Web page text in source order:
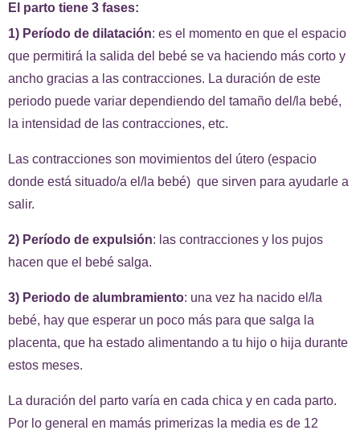
El parto tiene 3 fases:
1) Período de dilatación: es el momento en que el espacio
que permitirá la salida del bebé se va haciendo más corto y
ancho gracias a las contracciones. La duración de este
periodo puede variar dependiendo del tamaño del/la bebé,
la intensidad de las contracciones, etc.
Las contracciones son movimientos del útero (espacio
donde está situado/a el/la bebé) que sirven para ayudarle a
salir.
2) Período de expulsión: las contracciones y los pujos
hacen que el bebé salga.
3) Periodo de alumbramiento: una vez ha nacido el/la
bebé, hay que esperar un poco más para que salga la
placenta, que ha estado alimentando a tu hijo o hija durante
estos meses.
La duración del parto varía en cada chica y en cada parto.
Por lo general en mamás primerizas la media es de 12